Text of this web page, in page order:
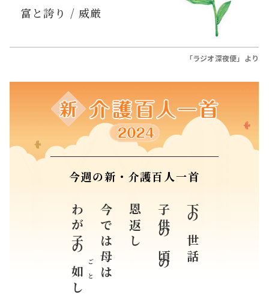
富と誇り / 威厳
「ラジオ深夜便」より
今週の新・介護百人一首
下の世話
子供の頃の
恩返し
今では母は
わが子の
如 ごと
し